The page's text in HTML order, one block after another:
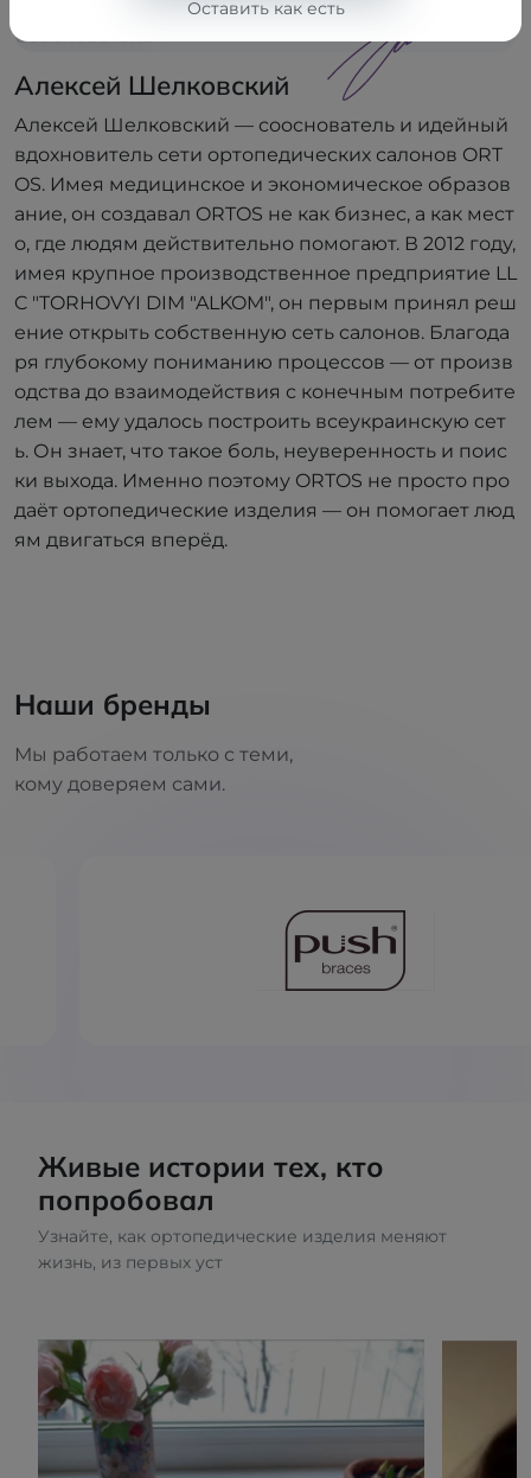
Алексей Шелковский
Сооснователь
Алексей Шелковский
Алексей Шелковский — сооснователь и идейный
вдохновитель сети ортопедических салонов ORT
OS. Имея медицинское и экономическое образов
ание, он создавал ORTOS не как бизнес, а как мест
о, где людям действительно помогают. В 2012 году,
имея крупное производственное предприятие LL
C "TORHOVYI DIM "ALKOM", он первым принял реш
ение открыть собственную сеть салонов. Благода
ря глубокому пониманию процессов — от произв
одства до взаимодействия с конечным потребите
лем — ему удалось построить всеукраинскую сет
ь. Он знает, что такое боль, неуверенность и поис
ки выхода. Именно поэтому ORTOS не просто про
даёт ортопедические изделия — он помогает люд
ям двигаться вперёд.
Наши бренды
Мы работаем только с теми,
кому доверяем сами.
Живые истории тех, кто
попробовал
Узнайте, как ортопедические изделия меняют
жизнь, из первых уст
Оставить как есть